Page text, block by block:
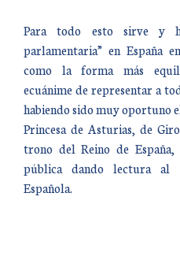
Para todo esto sirve y
parlamentaria” en España
como la forma más
ecuánime de representar a
habiendo sido muy oportuno
Princesa de Asturias, de
trono del Reino de
pública dando lectura al
Española.